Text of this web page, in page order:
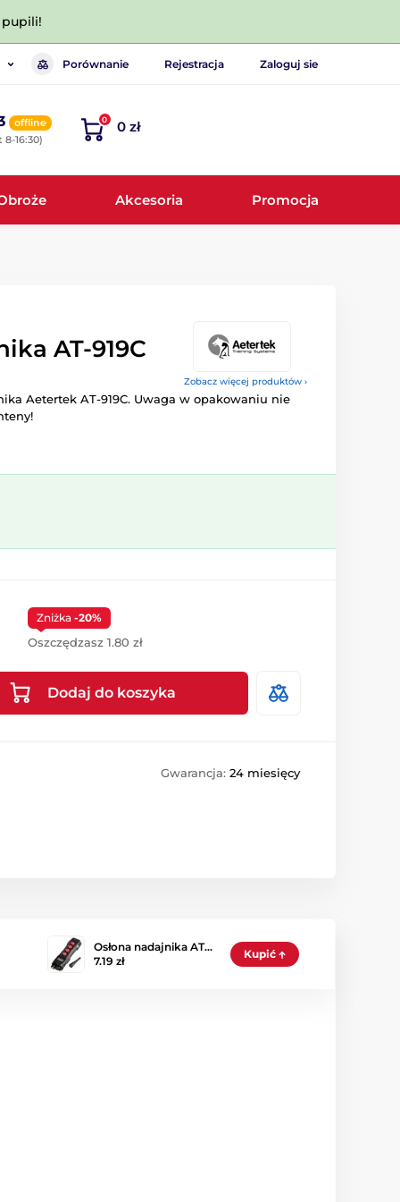
Porównanie Rejestracja Zaloguj sie
offline
8-16:30)
0 0 zł
Akcesoria Promocja
Zobacz więcej produktów ›
AT-919C
Aetertek AT-919C. Uwaga w opakowaniu nie
Zniżka -20%
Oszczędzasz 1.80 zł
Dodaj do koszyka
Gwarancja: 24 miesięcy
Osłona nadajnika AT…
7.19 zł
Kupić